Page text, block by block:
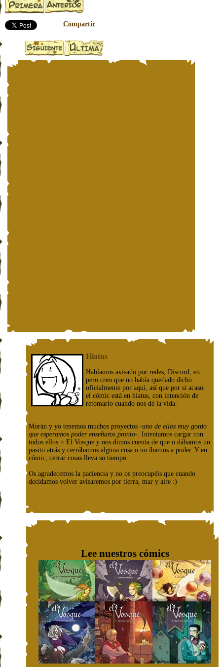
Compartir
Hiatus
Habíamos avisado por redes, Discord, etc
pero creo que no había quedado dicho
oficialmente por aquí, así que por si acaso:
el cómic está en hiatus, con intención de
retomarlo cuando nos dé la vida.
Morán y yo tenemos muchos proyectos -uno de ellos muy gordo
que esperamos poder enseñaros pronto-. Intentamos cargar con
todos ellos + El Vosque y nos dimos cuenta de que o dábamos un
pasito atrás y cerrábamos alguna cosa o no íbamos a poder. Y en
cómic, cerrar cosas lleva su tiempo.
Os agradecemos la paciencia y no os preocupéis que cuando
decidamos volver avisaremos por tierra, mar y aire :)
Lee nuestros cómics